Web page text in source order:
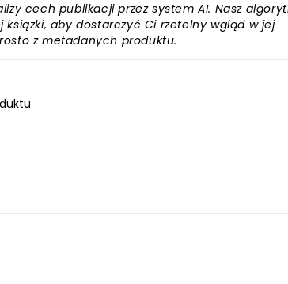
cech publikacji przez system AI. Nasz
aby dostarczyć Ci rzetelny wgląd w jej
z metadanych produktu.